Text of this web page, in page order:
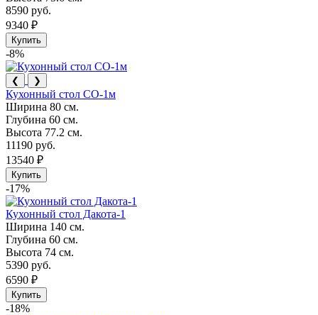
8590 руб.
9340 ₽
Купить
-8%
❮ ❯
Кухонный стол СО-1м
Ширина 80 см.
Глубина 60 см.
Высота 77.2 см.
11190 руб.
13540 ₽
Купить
-17%
Кухонный стол Дакота-1
Ширина 140 см.
Глубина 60 см.
Высота 74 см.
5390 руб.
6590 ₽
Купить
-18%